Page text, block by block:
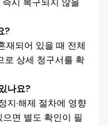
시 복구되지 않을
?
재되어 있을 때 전체
로 상세 청구서를 확
나요?
지·해제 절차에 영향
면 별도 확인이 필